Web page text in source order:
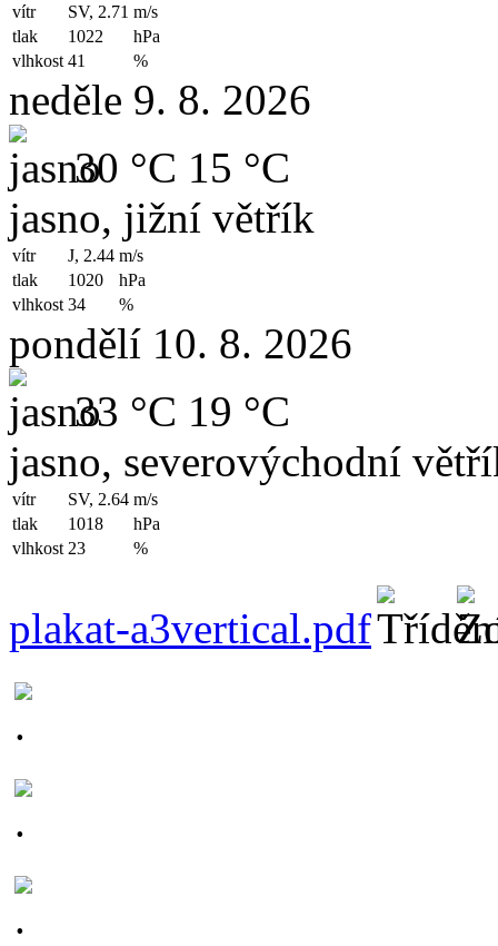
vítr SV, 2.71 m/s
tlak
1022
hPa
vlhkost 41 %
neděle 9. 8. 2026
30 °C 15 °C
jasno, jižní větřík
vítr J, 2.44 m/s
tlak
1020
hPa
vlhkost 34 %
pondělí 10. 8. 2026
33 °C 19 °C
jasno, severovýchodní
vítr SV, 2.64 m/s
tlak
1018
hPa
vlhkost 23 %
plakat-a3vertical.pdf